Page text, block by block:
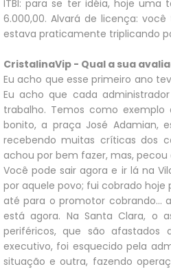
ITBI: para se ter idéia, hoje uma
6.000,00. Alvará de licença:
estava praticamente triplicando
CristalinaVip - Qual a sua
Eu acho que esse primeiro ano
Eu acho que cada
trabalho. Temos como
bonito, a praça José Adamian,
recebendo muitas críticas dos
achou por bem fazer, mas, pecou
Você pode sair agora e ir lá na
por aquele povo; fui cobrado
até para o promotor cobrando...
está agora. Na Santa Clara, o
periféricos, que são afastados
executivo, foi esquecido pela
situação e outra, fazendo